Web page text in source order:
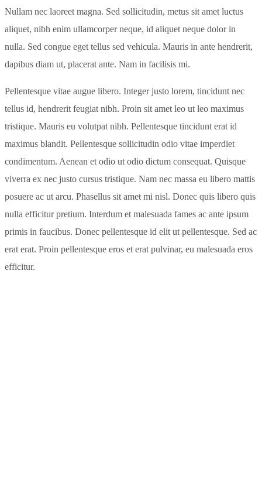
Nullam nec laoreet magna. Sed sollicitudin, metus sit amet luctus
aliquet, nibh enim ullamcorper neque, id aliquet neque dolor in
nulla. Sed congue eget tellus sed vehicula. Mauris in ante hendrerit,
dapibus diam ut, placerat ante. Nam in facilisis mi.
Pellentesque vitae augue libero. Integer justo lorem, tincidunt nec
tellus id, hendrerit feugiat nibh. Proin sit amet leo ut leo maximus
tristique. Mauris eu volutpat nibh. Pellentesque tincidunt erat id
maximus blandit. Pellentesque sollicitudin odio vitae imperdiet
condimentum. Aenean et odio ut odio dictum consequat. Quisque
viverra ex nec justo cursus tristique. Nam nec massa eu libero mattis
posuere ac ut arcu. Phasellus sit amet mi nisl. Donec quis libero quis
nulla efficitur pretium. Interdum et malesuada fames ac ante ipsum
primis in faucibus. Donec pellentesque id elit ut pellentesque. Sed ac
erat erat. Proin pellentesque eros et erat pulvinar, eu malesuada eros
efficitur.